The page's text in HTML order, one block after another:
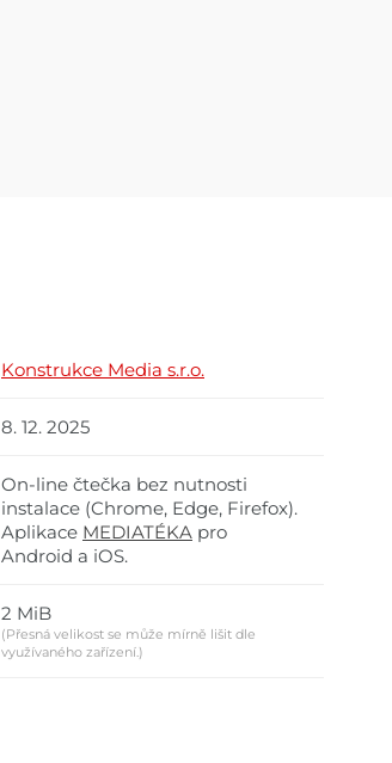
Konstrukce Media s.r.o.
8. 12. 2025
On-line čtečka bez nutnosti
instalace (Chrome, Edge, Firefox).
Aplikace MEDIATÉKA pro
Android a iOS.
2 MiB
(Přesná velikost se může mírně lišit dle
využívaného zařízení.)